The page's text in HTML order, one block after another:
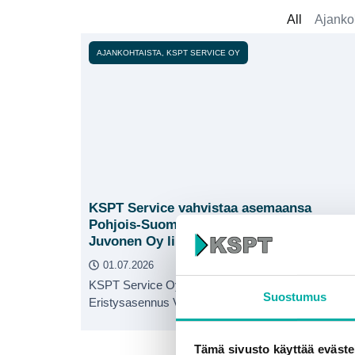
Suostumus
Tämä sivusto käyttää
All
AJANKOHTAISTA KSPT SERVICE OY
KSPT Service vahvistaa asemaansa
Pohjois-Suomessa – Eristysasennus V
Juvonen Oy liittyy osaksi KSPT:tä
01.07.2026
KSPT Service Oy on ostanut Keminmaalla toimivan
Eristysasennus V Juvonen